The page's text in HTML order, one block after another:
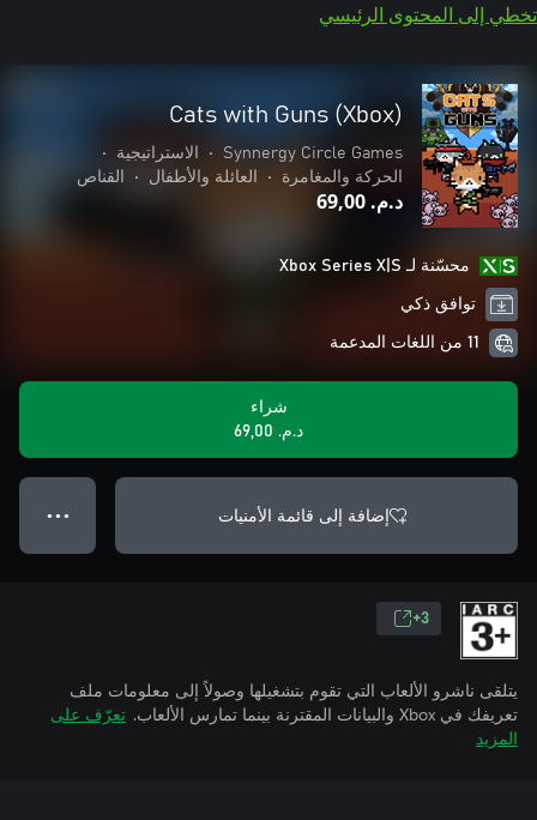
تخطي إلى المحتوى الرئيسي
Cats with Guns (Xbox)
Synnergy Circle Games
• الاستراتيجية
•
الحركة والمغامرة
• العائلة والأطفال • القناص
د.م.‏ 69,00
محسّنة لـ Xbox Series X|S
توافق ذكي
11 من اللغات المدعمة
شراء
د.م.‏ 69,00
إضافة إلى قائمة الأمنيات ● ● ●
3+
يتلقى ناشرو الألعاب التي تقوم بتشغيلها وصولاً إلى معلومات ملف
تعريفك في Xbox والبيانات المقترنة بينما تمارس الألعاب.
تعرّف على
المزيد